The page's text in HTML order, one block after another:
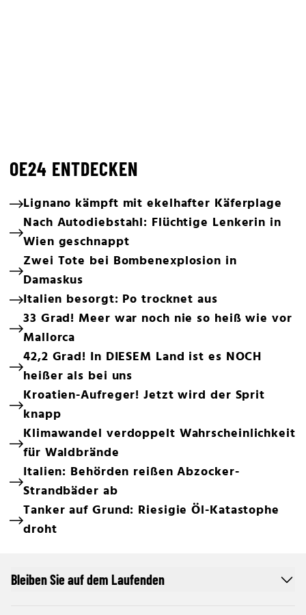
OE24 ENTDECKEN
Lignano kämpft mit ekelhafter Käferplage
Nach Autodiebstahl: Flüchtige Lenkerin in
Wien geschnappt
Zwei Tote bei Bombenexplosion in
Damaskus
Italien besorgt: Po trocknet aus
33 Grad! Meer war noch nie so heiß wie vor
Mallorca
42,2 Grad! In DIESEM Land ist es NOCH
heißer als bei uns
Kroatien-Aufreger! Jetzt wird der Sprit
knapp
Klimawandel verdoppelt Wahrscheinlichkeit
für Waldbrände
Italien: Behörden reißen Abzocker-
Strandbäder ab
Tanker auf Grund: Riesigie Öl-Katastophe
droht
Bleiben Sie auf dem Laufenden